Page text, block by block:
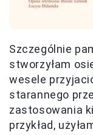
Szczególnie
stworzyłam
wesele
starannego
zastosowania
przykład,